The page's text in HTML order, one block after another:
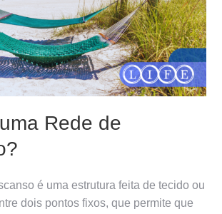
Rede de
é uma estrutura feita de tecido ou
dois pontos fixos, que permite que